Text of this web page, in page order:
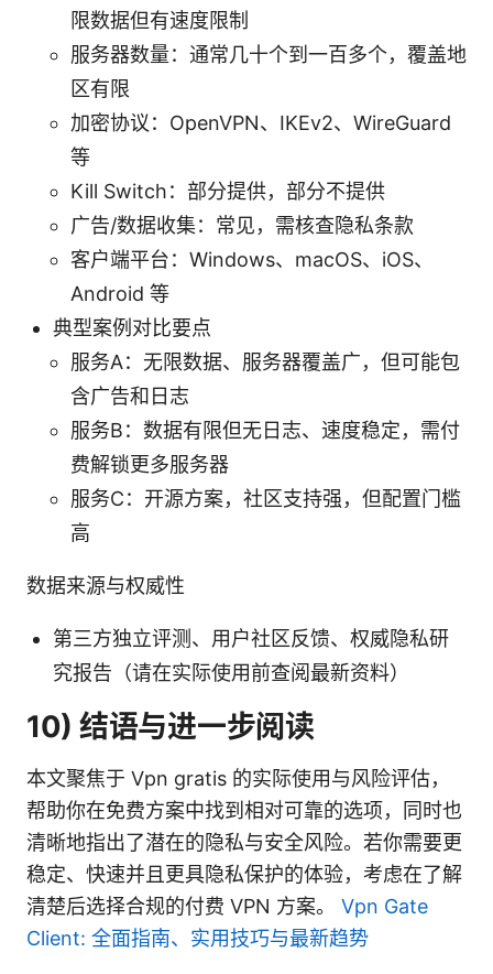
限数据但有速度限制
服务器数量：通常几十个到一百多个，覆盖地
区有限
加密协议：OpenVPN、IKEv2、WireGuard
等
Kill Switch：部分提供，部分不提供
广告/数据收集：常见，需核查隐私条款
客户端平台：Windows、macOS、iOS、
Android 等
典型案例对比要点
服务A：无限数据、服务器覆盖广，但可能包
含广告和日志
服务B：数据有限但无日志、速度稳定，需付
费解锁更多服务器
服务C：开源方案，社区支持强，但配置门槛
高
数据来源与权威性
第三方独立评测、用户社区反馈、权威隐私研
究报告（请在实际使用前查阅最新资料）
10) 结语与进一步阅读
本文聚焦于 Vpn gratis 的实际使用与风险评估，
帮助你在免费方案中找到相对可靠的选项，同时也
清晰地指出了潜在的隐私与安全风险。若你需要更
稳定、快速并且更具隐私保护的体验，考虑在了解
清楚后选择合规的付费 VPN 方案。 Vpn Gate
Client: 全面指南、实用技巧与最新趋势